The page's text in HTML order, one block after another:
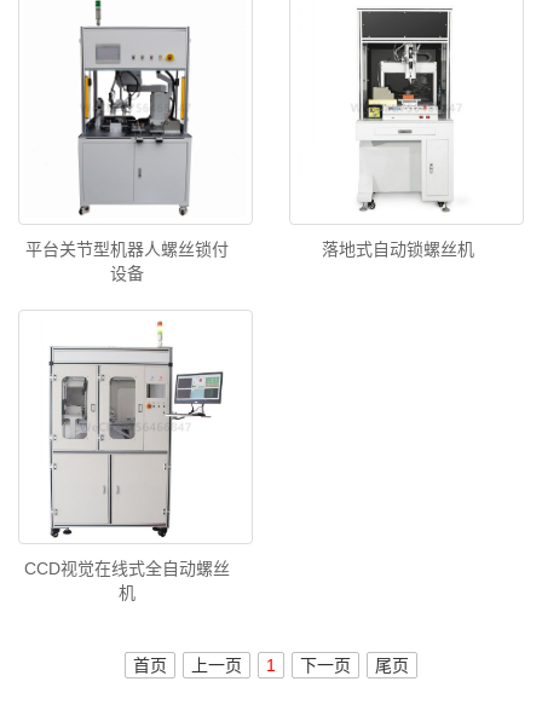
平台关节型机器人螺丝锁付
设备
落地式自动锁螺丝机
CCD视觉在线式全自动螺丝
机
首页 上一页 1 下一页 尾页